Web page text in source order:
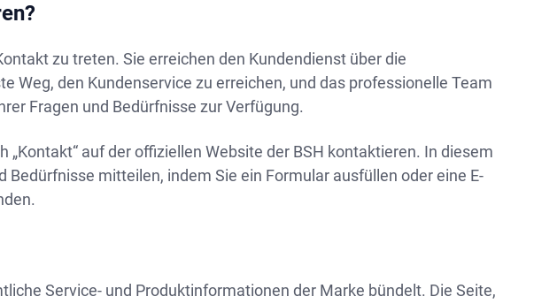
zu treten. Sie erreichen den Kundendienst über die
Weg, den Kundenservice zu erreichen, und das professionelle Team
Fragen und Bedürfnisse zur Verfügung.
„Kontakt“ auf der offiziellen Website der BSH kontaktieren. In diesem
Bedürfnisse mitteilen, indem Sie ein Formular ausfüllen oder eine E-
Service- und Produktinformationen der Marke bündelt. Die Seite,